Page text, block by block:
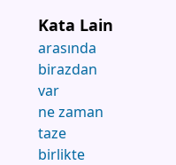
Kata Lain
arasında
birazdan
var
ne zaman
taze
birlikte